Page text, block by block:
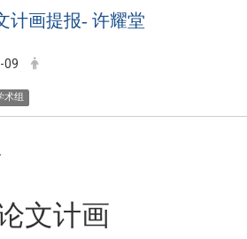
计画提报- 许耀堂
09
术组
文计画